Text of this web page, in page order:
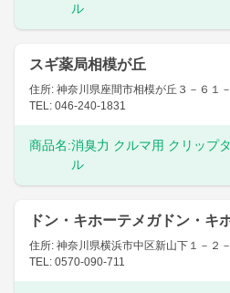
ル
スギ薬局相模が丘
住所: 神奈川県座間市相模が丘３－６１
TEL: 046-240-1831
商品名:消臭力 クルマ用 クリップ
ル
ドン・キホーテメガドン・キ
住所: 神奈川県横浜市中区新山下１－２
TEL: 0570-090-711